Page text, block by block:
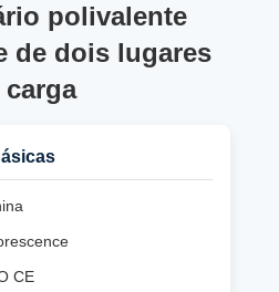
polivalente
de dois lugares
carga
CE